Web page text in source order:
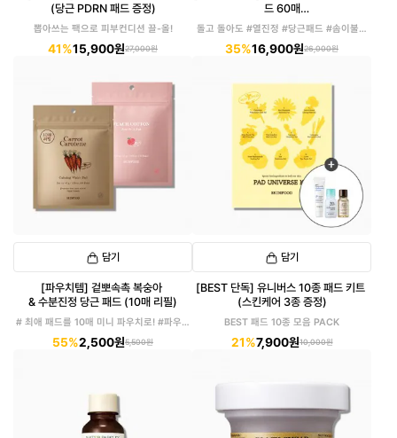
(당근 PDRN 패드 증정)
뽑아쓰는 팩으로 피부컨디션 끌-올!
41%15,900원27,000원
드 60매
(캐롯패드+수분선 증정)
돌고 돌아도 #열진정 #당근패드 #솜이불패
35%16,900원26,000원
담기
[파우치템] 겉뽀속촉 복숭아
& 수분진정 당근 패드 (10매 리필)
# 최애 패드를 10매 미니 파우치로! #파우치
55%2,500원5,500원
담기
[BEST 단독] 유니버스 10종 패드 키트
(스킨케어 3종 증정)
BEST 패드 10종 모음 PACK
21%7,900원10,000원